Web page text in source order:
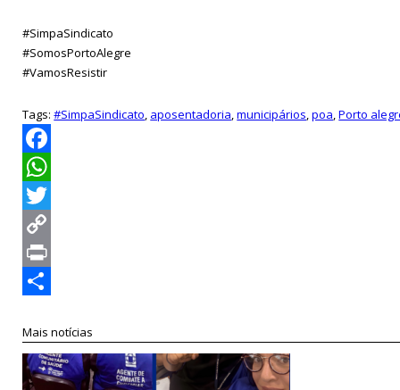
#SimpaSindicato
#SomosPortoAlegre
#VamosResistir
Tags:#SimpaSindicato, aposentadoria,municipários,poa,Porto
Facebook
WhatsApp
Twitter
Copy
Link
Print
Mais notícias